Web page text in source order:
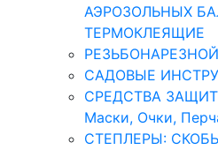
АЭРОЗОЛЬНЫХ
ТЕРМОКЛЕЯЩИЕ
САДОВЫЕ
СРЕДСТВА
Маски, Очки,
СТЕПЛЕРЫ: